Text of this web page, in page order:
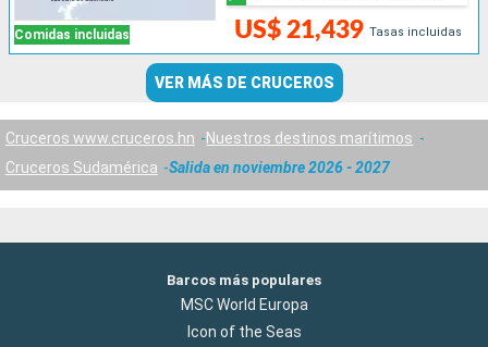
Comidas incluidas US$ 21,439 Tasas incluidas
VER MÁS DE CRUCEROS
Cruceros www.cruceros.hn
Nuestros destinos marítimos
Cruceros Sudamérica
Salida en noviembre 2026 - 2027
Barcos más populares
MSC World Europa
Icon of the Seas